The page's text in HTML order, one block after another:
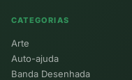
CATEGORIAS
Arte
Auto-ajuda
Banda Desenhada